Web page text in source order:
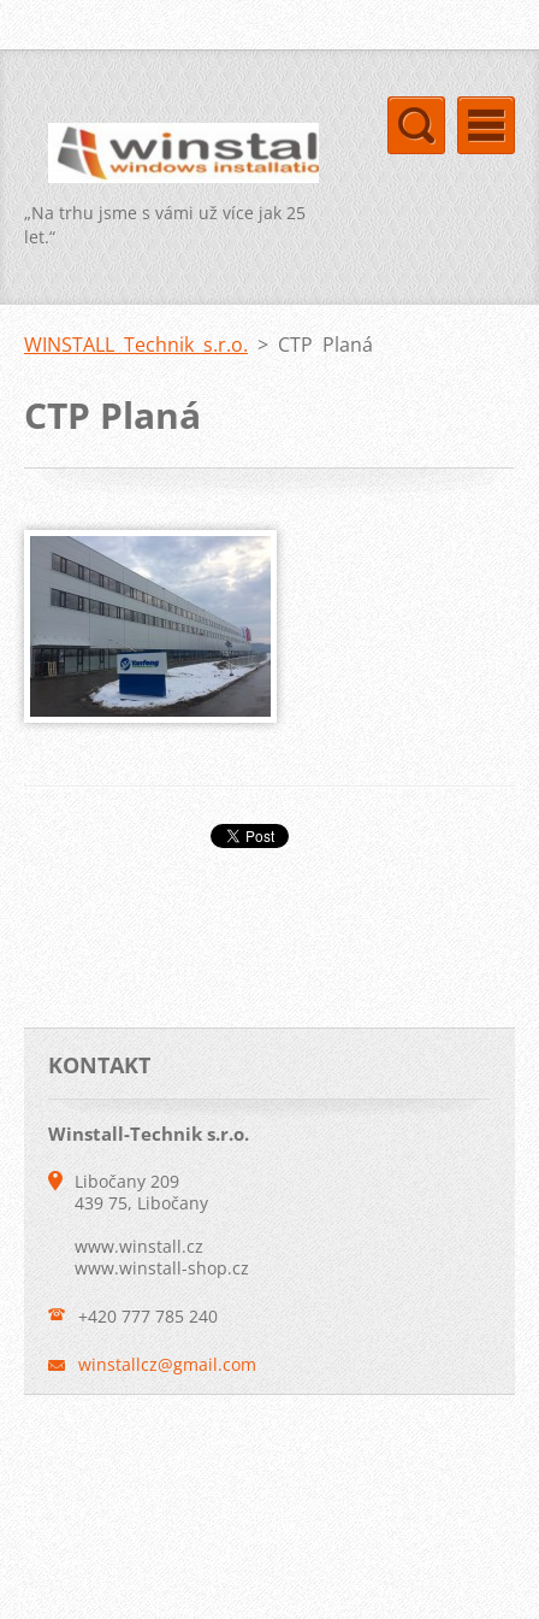
„Na trhu jsme s vámi už více jak 25
let.“
WINSTALL Technik s.r.o. > CTP Planá
CTP Planá
KONTAKT
Winstall-Technik s.r.o.
Libočany 209
439 75, Libočany
www.winstall.cz
www.winstall-shop.cz
+420 777 785 240
winstallcz@gmail.com